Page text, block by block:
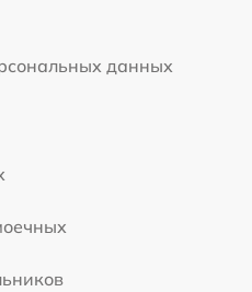
данных